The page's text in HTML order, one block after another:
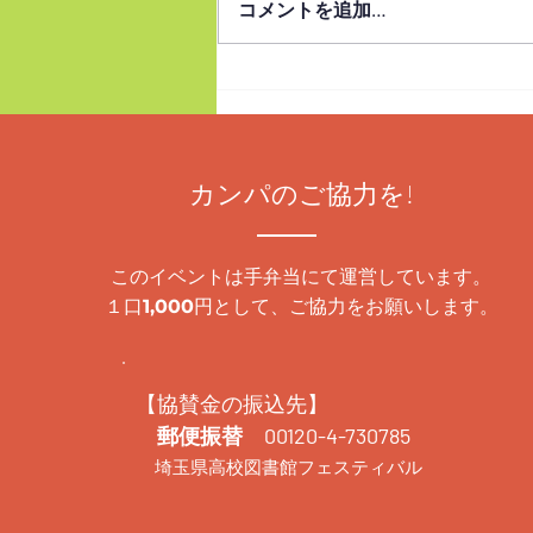
1枚）を送料込み実費1,000円でお
分けします。県外からもお申込み
振替または銀行振り込みでご入金
年1月27日～2月20日です。 イチ
オシ本2025
コメントを追加…
カンパのご協力を!
このイベントは手弁当にて運営しています。
１口1,000円として、ご協力をお願いします。
【協賛金の振込先】
郵便振替 00120-4-730785
埼玉県高校図書館フェスティバル